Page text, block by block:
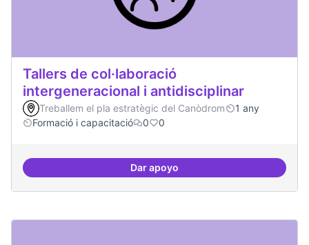
Tallers de col·laboració
intergeneracional i antidisciplinar
Treballem el pla estratègic del Canòdrom
1 any
Formació i capacitació
0 0
Dar apoyoTallers de col·laboració